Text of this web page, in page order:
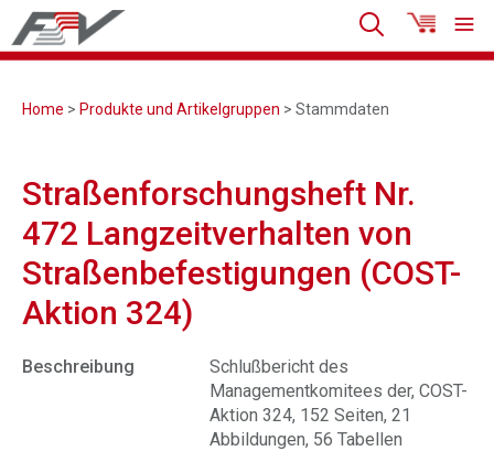
Home > Produkte und Artikelgruppen > Stammdaten
Straßenforschungsheft Nr.
472 Langzeitverhalten von
Straßenbefestigungen (COST-
Aktion 324)
Beschreibung
Schlußbericht des
Managementkomitees der, COST-
Aktion 324, 152 Seiten, 21
Abbildungen, 56 Tabellen